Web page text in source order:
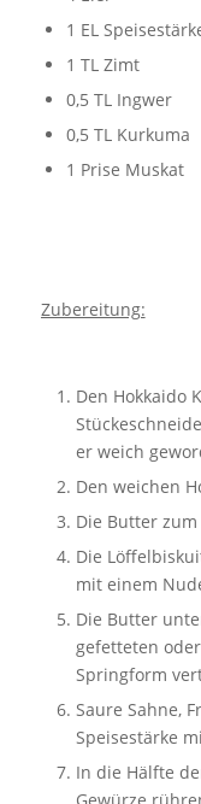
1 EL
1 TL Zimt
0,5 TL Ingwer
0,5 TL Kurkuma
1 Prise Muskat
Zubereitung:
Den Hokkaido
er weich
Den weichen
Die Butter
Die
mit einem
Die Butter
gefetteten
Springform
Saure Sahne,
Speisestärke
In die Hälfte